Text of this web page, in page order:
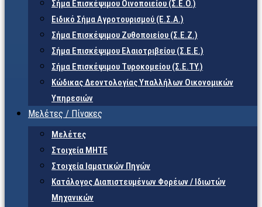
Σήμα Επισκέψιμου Οινοποιείου (Σ.Ε.Ο.)
Ειδικό Σήμα Αγροτουρισμού (Ε.Σ.Α.)
Σήμα Επισκέψιμου Ζυθοποιείου (Σ.Ε.Ζ.)
Σήμα Επισκέψιμου Ελαιοτριβείου (Σ.Ε.Ε.)
Σήμα Επισκέψιμου Τυροκομείου (Σ.Ε.TY.)
Κώδικας Δεοντολογίας Υπαλλήλων Οικονομικών
Υπηρεσιών
Μελέτες / Πίνακες
Μελέτες
Στοιχεία ΜΗΤΕ
Στοιχεία Ιαματικών Πηγών
Κατάλογος Διαπιστευμένων Φορέων / Ιδιωτών
Μηχανικών